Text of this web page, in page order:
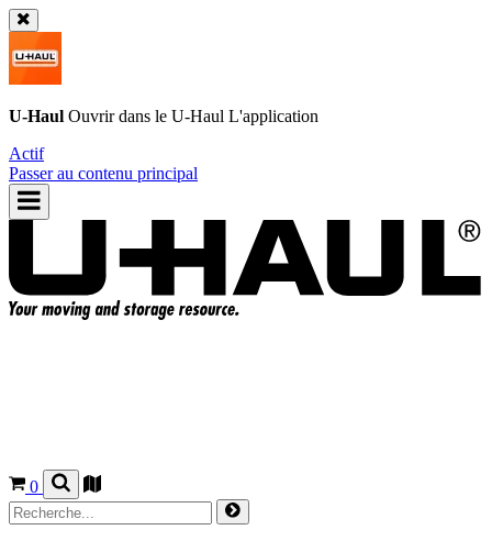
U-Haul Ouvrir dans le U-Haul L'application
Actif
Passer au contenu principal
0